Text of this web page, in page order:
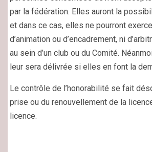
par la fédération. Elles auront la
et dans ce cas, elles ne pourront
d’animation ou d’encadrement, ni
au sein d’un club ou du Comité.
leur sera délivrée si elles en font la
Le contrôle de l’honorabilité se fait
prise ou du renouvellement de la
licence.